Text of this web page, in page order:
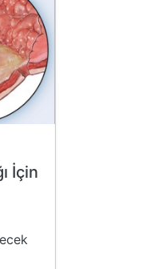
İçin